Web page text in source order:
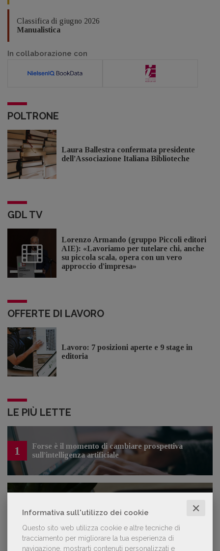
Informativa sull'utilizzo dei cookie ✕
Questo sito web utilizza cookie e altre tecniche di
tracciamento per migliorare la tua esperienza di
navigazione, mostrarti contenuti personalizzati e
Classifica di giugno 2026
Manualistica
In collaborazione con
POLTRONE
Laura Ballestra confermata presidente
dell’Associazione Italiana Biblioteche
GDL TV
Lorenzo Armando (gruppo Piccoli editori
AIE): «Lavoriamo per tutelare chi, anche
su piccola scala, opera con un vero
approccio d'impresa»
OFFERTE DI LAVORO
Lavoro: 7 posizioni aperte e 9 stage in
editoria
LE PIÙ LETTE
1
Forse è il momento di cambiare prospettiva
sull’intelligenza artificiale
sospetto utilizzo dell’IA